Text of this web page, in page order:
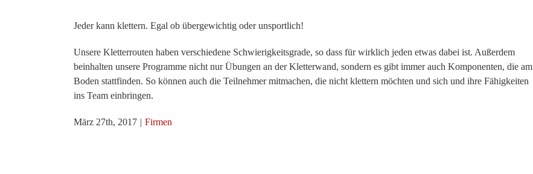
Jeder kann klettern. Egal ob übergewichtig oder unsportlich!
Unsere Kletterrouten haben verschiedene Schwierigkeitsgrade, so dass für wirklich jeden etwas dabei ist. Außerdem
beinhalten unsere Programme nicht nur Übungen an der Kletterwand, sondern es gibt immer auch Komponenten, die am
Boden stattfinden. So können auch die Teilnehmer mitmachen, die nicht klettern möchten und sich und ihre Fähigkeiten
ins Team einbringen.
März 27th, 2017 | Firmen